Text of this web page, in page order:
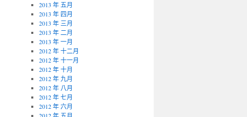
2013 年 五月
2013 年 四月
2013 年 三月
2013 年 二月
2013 年 一月
2012 年 十二月
2012 年 十一月
2012 年 十月
2012 年 九月
2012 年 八月
2012 年 七月
2012 年 六月